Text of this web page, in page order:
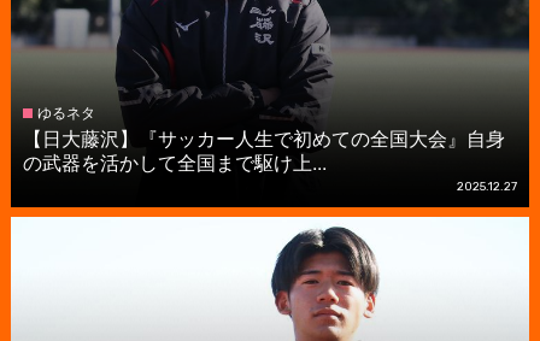
ゆるネタ
【日大藤沢】『サッカー人生で初めての全国大会』自身
の武器を活かして全国まで駆け上...
2025.12.27